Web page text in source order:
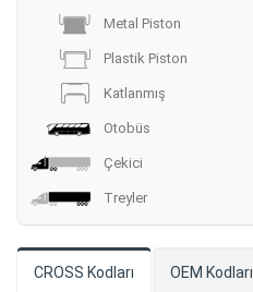
Metal Piston
Plastik Piston
Katlanmış
Otobüs
Çekici
Treyler
CROSS Kodları OEM Kodları